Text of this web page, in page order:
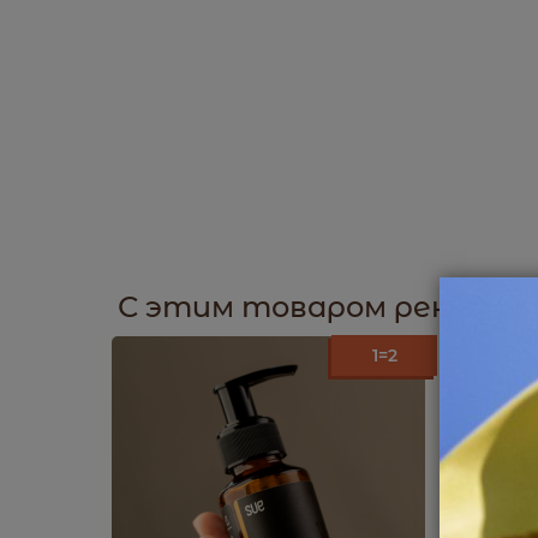
С этим товаром
1=2